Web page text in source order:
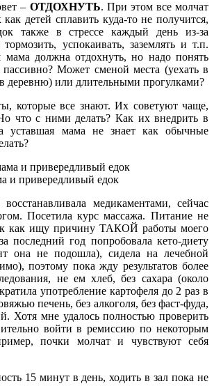
– ОТДОХНУТЬ. При этом все молчат
детей сплавить куда-то не получится,
также в стрессе каждый день из-за
успокаивать, заземлять и т.п.
мама должна отдохнуть, но надо понять
Может сменой места (уехать в
деревню) или длительными прогулками?
которые все знают. Их советуют чаще,
что с ними делать? Как их внедрить в
уставшая мама не знает как обычные
и привередливый едок
медикаментами, сейчас
Посетила курс массажа. Питание не
как ищу причину ТАКОЙ работы моего
последний год попробовала кето-диету
она не подошла), сидела на лечебной
поэтому пока жду результатов более
не ем хлеб, без сахара (около
употребление картофеля до 2 раз в
печень, без алкоголя, без фаст-фуда,
Хотя мне удалось полностью проверить
войти в ремиссию по некоторым
почки молчат и чувствуют себя
15 минут в день, ходить в зал пока не